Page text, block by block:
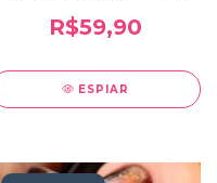
R$59,90
ESPIAR